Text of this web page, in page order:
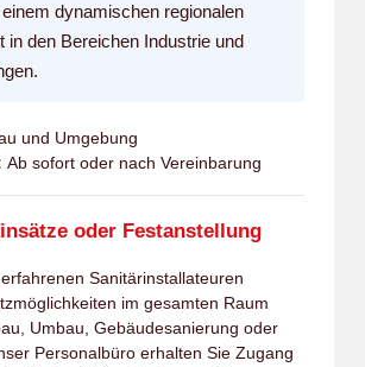
dynamischen regionalen
in den Bereichen Industrie und
und Umgebung
Ab sofort oder nach Vereinbarung
oder Festanstellung
Sanitärinstallateuren
im gesamten Raum
Umbau, Gebäudesanierung oder
Personalbüro erhalten Sie Zugang